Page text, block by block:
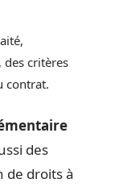
des critères
contrat.
des
de droits à